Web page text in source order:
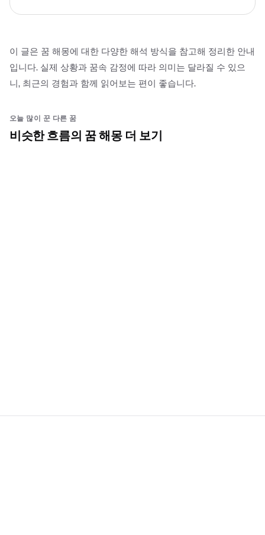
이 글은 꿈 해몽에 대한 다양한 해석 방식을 참고해 정리한 안내
입니다. 실제 상황과 꿈속 감정에 따라 의미는 달라질 수 있으
니, 최근의 경험과 함께 읽어보는 편이 좋습니다.
오늘 많이 꾼 다른 꿈
비슷한 흐름의 꿈 해몽 더 보기